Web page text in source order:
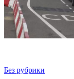
Без рубрики